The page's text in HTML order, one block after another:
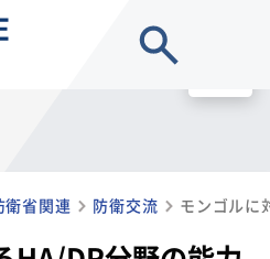
衛省関連 防衛交流